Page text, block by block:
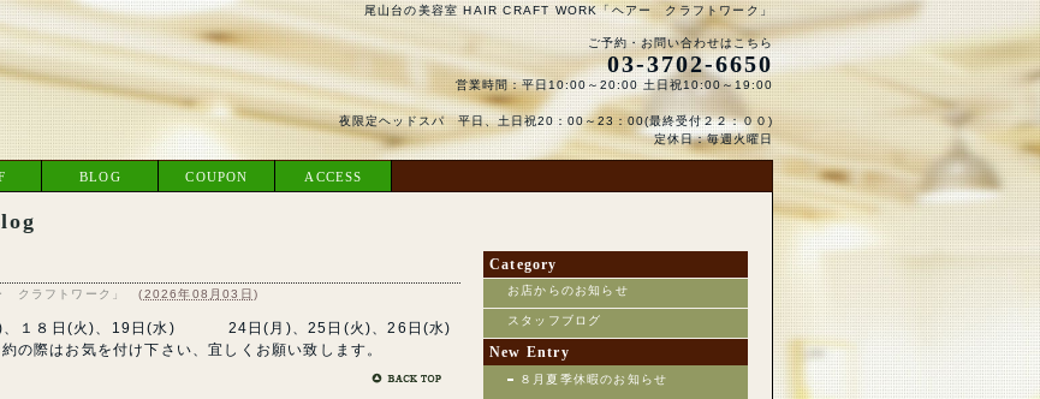
尾山台の美容室 HAIR CRAFT WORK「ヘアー クラフトワーク」
ご予約・お問い合わせはこちら
03-3702-6650
営業時間：平日10:00～20:00 土日祝10:00～19:00
夜限定ヘッドスパ 平日、土日祝20：00～23：00(最終受付２２：００)
定休日：毎週火曜日
BLOG COUPON ACCESS
クラフトワーク」 (2026年08月03日 )
)、１８日(火)、19日(水) 24日(月)、25日(火)、26日(水)
の際はお気を付け下さい、宜しくお願い致します。
Category
お店からのお知らせ
スタッフブログ
New Entry
８月夏季休暇のお知らせ